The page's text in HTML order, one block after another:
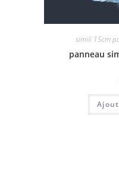
simili 15cm
panneau